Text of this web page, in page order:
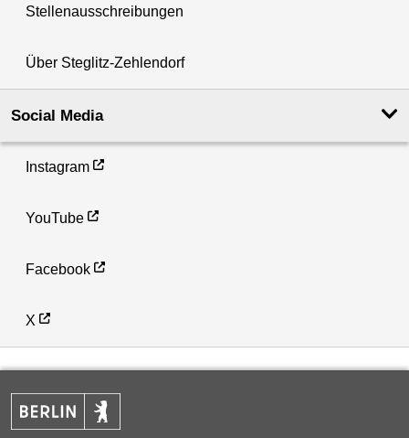
Stellenausschreibungen
Über Steglitz-Zehlendorf
Social Media
Instagram
YouTube
Facebook
X